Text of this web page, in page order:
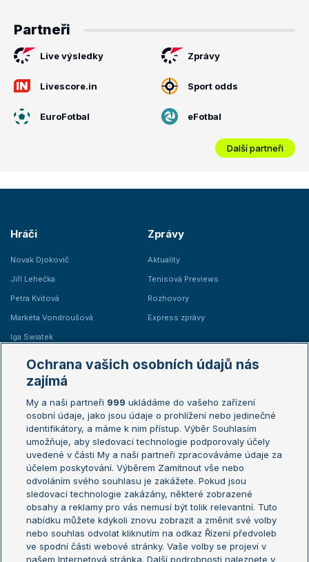
Partneři
Live výsledky Zprávy
Livescore.in Sport odds
EuroFotbal eFotbal
Další partneři
Hráči
Novak Djokovič
Jiří Lehečka
Petra Kvitová
Markéta Vondroušová
Iga Swiatek
Zprávy
Aktuality
Tenisová Previews
Rozhovory
Express zprávy
Žebříčky
Žebříček ATP (muži)
Žebříček WTA (ženy)
Sázkařský žebříček
Australian Open
French Open
Wimbledon
US Open
Turnaj mistrů
Turnaj mistryň
Aktualní trendy
Fotbalové přestupy
Ochrana vašich osobních údajů nás
zajímá
My a naši partneři 999 ukládáme do vašeho zařízení
osobní údaje, jako jsou údaje o prohlížení nebo jedinečné
identifikátory, a máme k nim přístup. Výběr Souhlasím
umožňuje, aby sledovací technologie podporovaly účely
uvedené v části My a naši partneři zpracováváme údaje za
účelem poskytování. Výběrem Zamítnout vše nebo
odvoláním svého souhlasu je zakážete. Pokud jsou
sledovací technologie zakázány, některé zobrazené
obsahy a reklamy pro vás nemusí být tolik relevantní. Tuto
nabídku můžete kdykoli znovu zobrazit a změnit své volby
nebo souhlas odvolat kliknutím na odkaz Řízení předvoleb
ve spodní části webové stránky. Vaše volby se projeví v
našem Internetová stránka. Další podrobnosti naleznete v